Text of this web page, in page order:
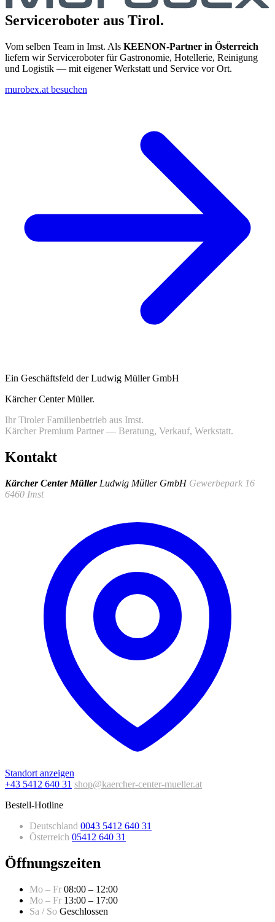
Serviceroboter aus Tirol.
Vom selben Team in Imst. Als KEENON-Partner in Österreich
liefern wir Serviceroboter für Gastronomie, Hotellerie, Reinigung
und Logistik — mit eigener Werkstatt und Service vor Ort.
murobex.at besuchen
Ein Geschäftsfeld der Ludwig Müller GmbH
Kärcher Center Müller.
Ihr Tiroler Familienbetrieb aus Imst.
Kärcher Premium Partner — Beratung, Verkauf, Werkstatt.
Kontakt
Kärcher Center Müller Ludwig Müller GmbH Gewerbepark 16
6460 Imst
Standort anzeigen
+43 5412 640 31 shop@kaercher-center-mueller.at
Bestell-Hotline
Deutschland 0043 5412 640 31
Österreich 05412 640 31
Öffnungszeiten
Mo – Fr 08:00 – 12:00
Mo – Fr 13:00 – 17:00
Sa / So Geschlossen